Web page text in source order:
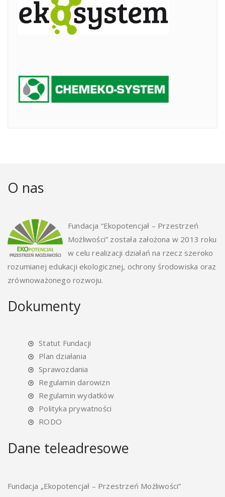
O nas
Fundacja “Ekopotencjał – Przestrzeń
Możliwości” została założona w 2013 roku
w celu realizacji działań na rzecz szeroko
rozumianej edukacji ekologicznej, ochrony środowiska oraz
zrównoważonego rozwoju.
Dokumenty
Statut Fundacji
Plan działania
Sprawozdania
Regulamin darowizn
Regulamin wydatków
Polityka prywatności
RODO
Dane teleadresowe
Fundacja „Ekopotencjał – Przestrzeń Możliwości”